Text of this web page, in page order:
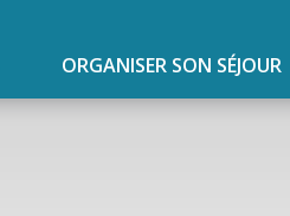
ORGANISER SON SÉJOUR